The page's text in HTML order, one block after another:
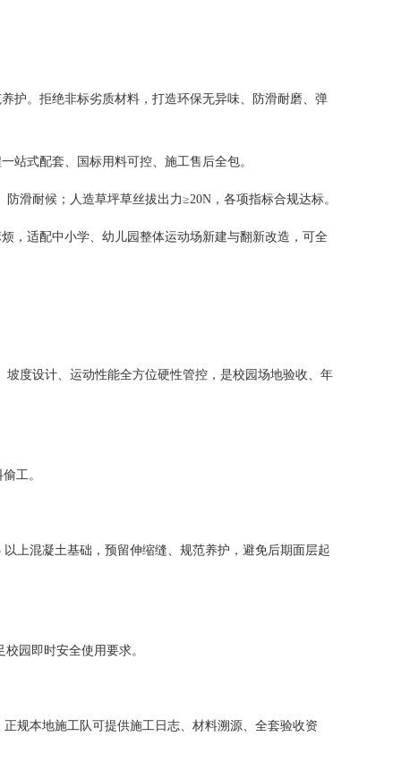
护。拒绝非标劣质材料，打造环保无异味、防滑耐磨、弹
站式配套、国标用料可控、施工售后全包。
滑耐候；人造草坪草丝拔出力≥20N，各项指标合规达标。
，适配中小学、幼儿园整体运动场新建与翻新改造，可全
度设计、运动性能全方位硬性管控，是校园场地验收、年
工。
上混凝土基础，预留伸缩缝、规范养护，避免后期面层起
园即时安全使用要求。
规本地施工队可提供施工日志、材料溯源、全套验收资